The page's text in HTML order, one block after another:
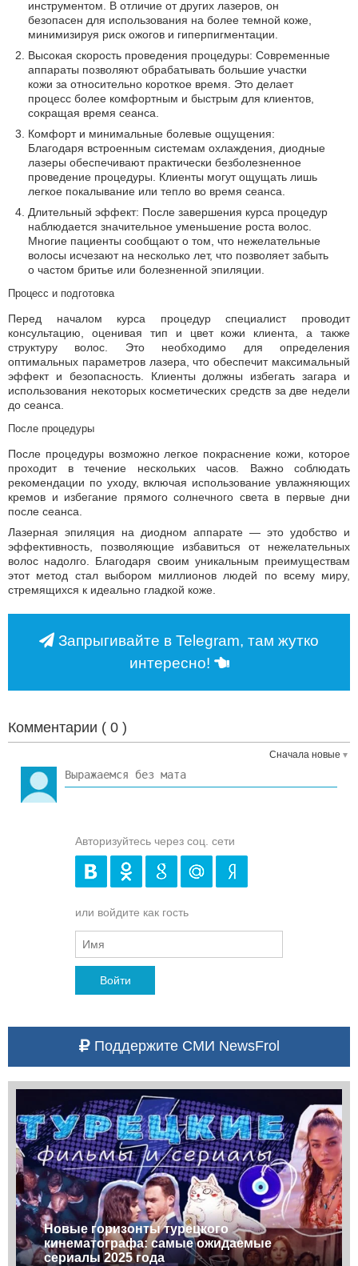
инструментом. В отличие от других лазеров, он
безопасен для использования на более темной коже,
минимизируя риск ожогов и гиперпигментации.
Высокая скорость проведения процедуры: Современные
аппараты позволяют обрабатывать большие участки
кожи за относительно короткое время. Это делает
процесс более комфортным и быстрым для клиентов,
сокращая время сеанса.
Комфорт и минимальные болевые ощущения:
Благодаря встроенным системам охлаждения, диодные
лазеры обеспечивают практически безболезненное
проведение процедуры. Клиенты могут ощущать лишь
легкое покалывание или тепло во время сеанса.
Длительный эффект: После завершения курса процедур
наблюдается значительное уменьшение роста волос.
Многие пациенты сообщают о том, что нежелательные
волосы исчезают на несколько лет, что позволяет забыть
о частом бритье или болезненной эпиляции.
Процесс и подготовка
Перед началом курса процедур специалист проводит
консультацию, оценивая тип и цвет кожи клиента, а также
структуру волос. Это необходимо для определения
оптимальных параметров лазера, что обеспечит максимальный
эффект и безопасность. Клиенты должны избегать загара и
использования некоторых косметических средств за две недели
до сеанса.
После процедуры
После процедуры возможно легкое покраснение кожи, которое
проходит в течение нескольких часов. Важно соблюдать
рекомендации по уходу, включая использование увлажняющих
кремов и избегание прямого солнечного света в первые дни
после сеанса.
Лазерная эпиляция на диодном аппарате — это удобство и
эффективность, позволяющие избавиться от нежелательных
волос надолго. Благодаря своим уникальным преимуществам
этот метод стал выбором миллионов людей по всему миру,
стремящихся к идеально гладкой коже.
Запрыгивайте в Telegram, там жутко
интересно!
Комментарии ( 0 )
Сначала новые
Авторизуйтесь через соц. сети
или войдите как гость
Войти
Поддержите СМИ NewsFrol
Новые горизонты турецкого
кинематографа: самые ожидаемые
сериалы 2025 года